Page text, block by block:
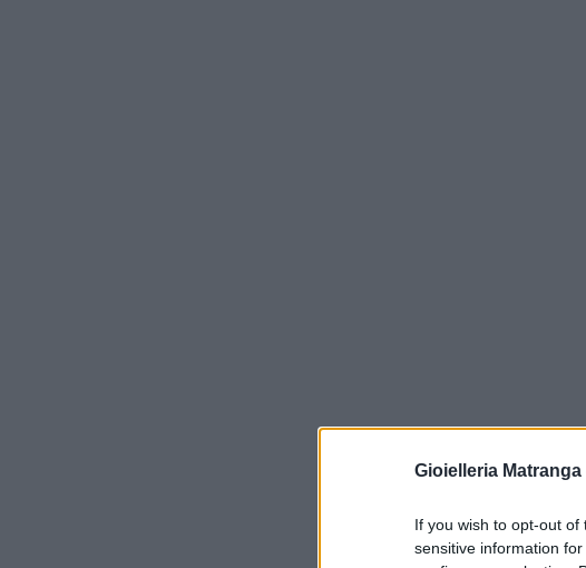
Gioielleria Matranga
If you wish to opt-out
sensitive information